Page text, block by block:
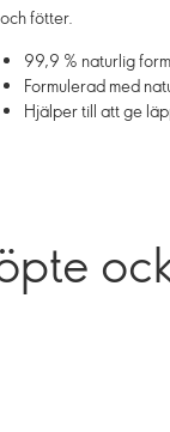
och fötter.
99,9 % naturlig
Formulerad med
Hjälper till att ge